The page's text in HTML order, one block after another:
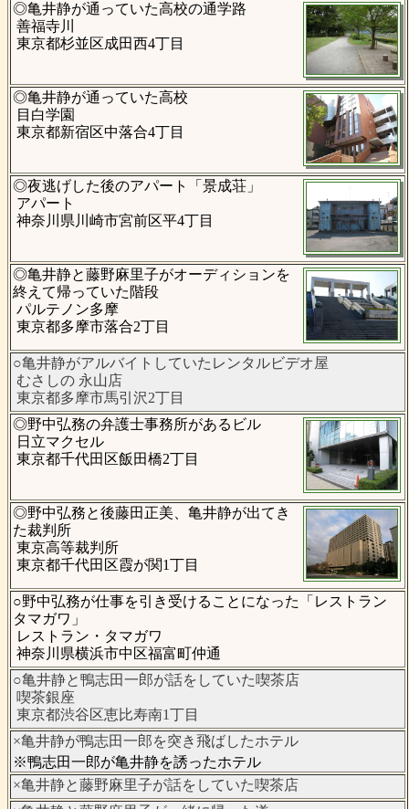
◎亀井静が通っていた高校の通学路
善福寺川
東京都杉並区成田西4丁目
◎亀井静が通っていた高校
目白学園
東京都新宿区中落合4丁目
◎夜逃げした後のアパート「景成荘」
アパート
神奈川県川崎市宮前区平4丁目
◎亀井静と藤野麻里子がオーディションを
終えて帰っていた階段
パルテノン多摩
東京都多摩市落合2丁目
○亀井静がアルバイトしていたレンタルビデオ屋
むさしの 永山店
東京都多摩市馬引沢2丁目
◎野中弘務の弁護士事務所があるビル
日立マクセル
東京都千代田区飯田橋2丁目
◎野中弘務と後藤田正美、亀井静が出てき
た裁判所
東京高等裁判所
東京都千代田区霞が関1丁目
○野中弘務が仕事を引き受けることになった「レストラン
タマガワ」
レストラン・タマガワ
神奈川県横浜市中区福富町仲通
○亀井静と鴨志田一郎が話をしていた喫茶店
喫茶銀座
東京都渋谷区恵比寿南1丁目
×亀井静が鴨志田一郎を突き飛ばしたホテル
※鴨志田一郎が亀井静を誘ったホテル
×亀井静と藤野麻里子が話をしていた喫茶店